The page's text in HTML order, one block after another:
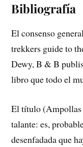
Bibliografía
El consenso
trekkers guide to
Dewy, B & B
libro que todo el
El título (Ampollas
talante: es,
desenfadada que